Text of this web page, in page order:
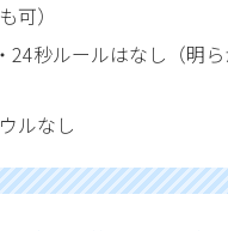
可）
24秒ルールはなし（明
ルなし